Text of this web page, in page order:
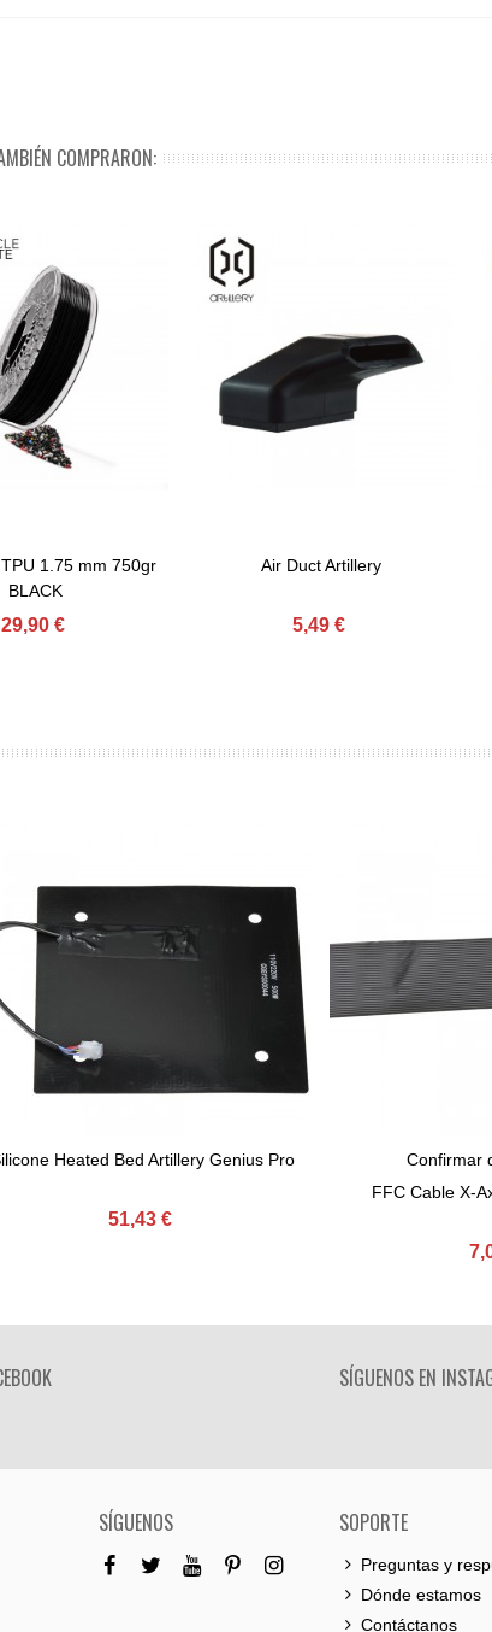
COMPRARON:
1.75 mm 750gr
BLACK
29,90 €
Comprar
Air Duct Artillery
5,49 €
Comprar
Heated Bed Artillery Genius Pro
51,43 €
Ver Más
Confirmar
FFC Cable X-
SÍGUENOS EN
SÍGUENOS SOPORTE
Preguntas y
Dónde estamos
Contáctanos